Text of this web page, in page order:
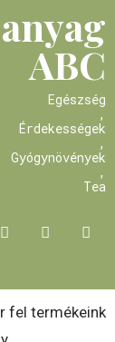
ABC
Egészség
,
Érdekességek
,
Gyógynövények
,
Tea
fel termékeink